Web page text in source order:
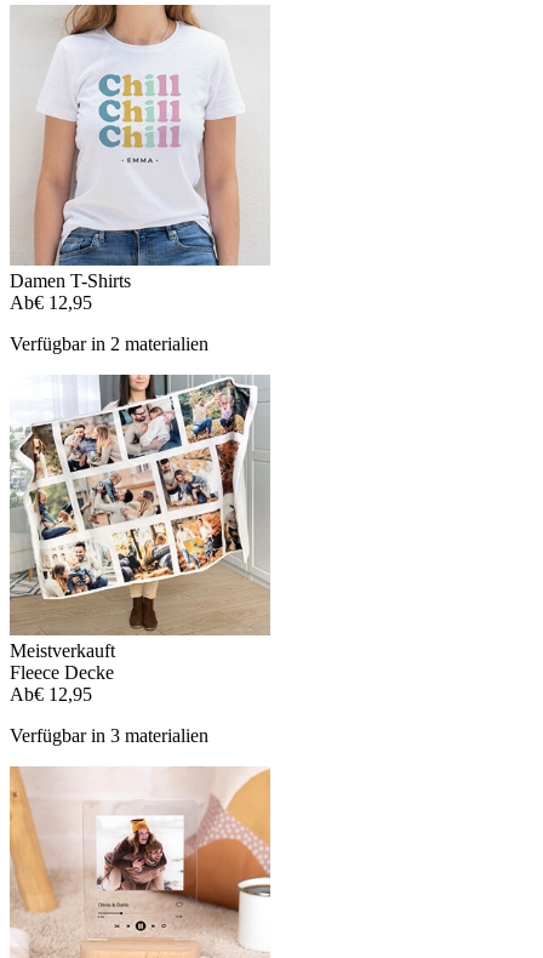
Damen T-Shirts
Ab€ 12,95
Verfügbar in 2 materialien
Meistverkauft
Fleece Decke
Ab€ 12,95
Verfügbar in 3 materialien